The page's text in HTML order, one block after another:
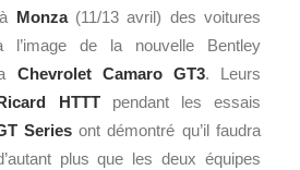
Monza(11/13 avril) des voitures
l’image de la nouvelle Bentley
Chevrolet Camaro GT3. Leurs
HTTTpendant les essais
Seriesont démontré qu’il faudra
plus que les deux équipes